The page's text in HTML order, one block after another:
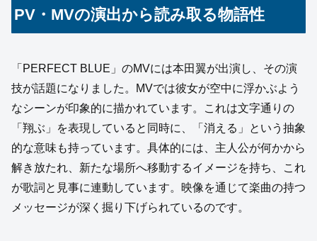
PV・MVの演出から読み取る物語性
「PERFECT BLUE」のMVには本田翼が出演し、その演
技が話題になりました。MVでは彼女が空中に浮かぶよう
なシーンが印象的に描かれています。これは文字通りの
「翔ぶ」を表現していると同時に、「消える」という抽象
的な意味も持っています。具体的には、主人公が何かから
解き放たれ、新たな場所へ移動するイメージを持ち、これ
が歌詞と見事に連動しています。映像を通じて楽曲の持つ
メッセージが深く掘り下げられているのです。